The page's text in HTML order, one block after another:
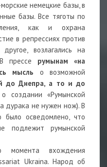
немецкие базы, в
базы. Все тяготы по
как и охрана
в репрессиях против
возлагались на
прессе румынам «на
мысль о возможной
до Днепра, а то и до
создании «Румынской
дурака не нужен нож). В
осведомлено, что
подлежит румынской
вхождения
Ukraina. Народ об